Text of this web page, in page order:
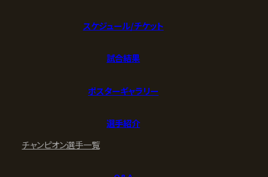
スケジュール/チケット
試合結果
ポスターギャラリー
選手紹介
チャンピオン選手一覧